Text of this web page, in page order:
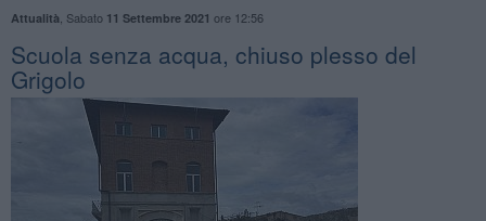
Attualità Sabato 11 Settembre 2021 ore 12:56
Scuola senza acqua, chiuso plesso del
Grigolo